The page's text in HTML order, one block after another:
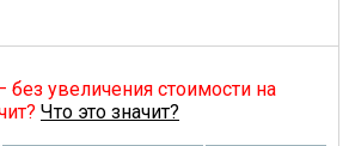
увеличения стоимости на
Что это значит?